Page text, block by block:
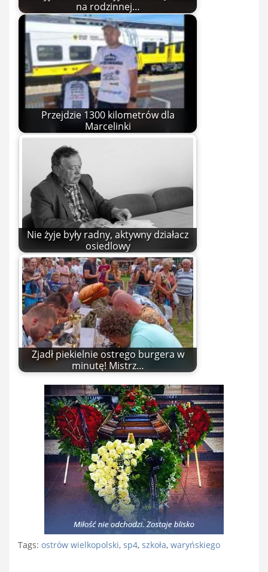
na rodzinnej…
Przejdzie 1300 kilometrów dla
Marcelinki
Nie żyje były radny, aktywny działacz
osiedlowy
Zjadł piekielnie ostrego burgera w
minutę! Mistrz…
Tags: ostrów wielkopolski, sp4, szkoła, waryńskiego